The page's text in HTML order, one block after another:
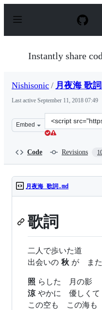
p
Instantly share
Nishisonic / 月夜海 歌
Last active September 11, 2018 07:49
Embed
Clone
this
Code Revisions
月夜海 歌詞.md
歌詞
二人で歩いた道
出会いの 秋 が また
照 らした 月の影
涼やかに 優しくて
この空も この海も